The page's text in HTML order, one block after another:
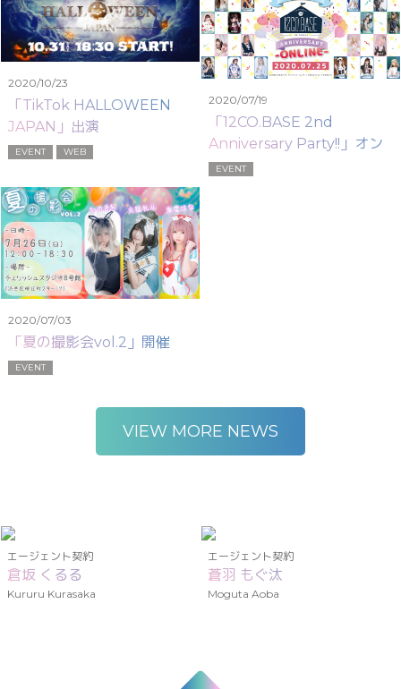
2020/10/23
「TikTok HALLOWEEN
JAPAN」出演
EVENT WEB
2020/07/19
「12CO.BASE 2nd
Anniversary Party!!」オンラ
イン生配信開催変更のお知ら
EVENT
2020/07/03
「夏の撮影会vol.2」開催
EVENT
VIEW MORE NEWS
エージェント契約
倉坂 くるる
Kururu Kurasaka
エージェント契約
蒼羽 もぐ汰
Moguta Aoba